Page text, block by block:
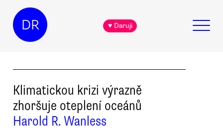
DR ♥ Daruji
Klimatickou krizi výrazně
zhoršuje oteplení oceánů
Harold R. Wanless